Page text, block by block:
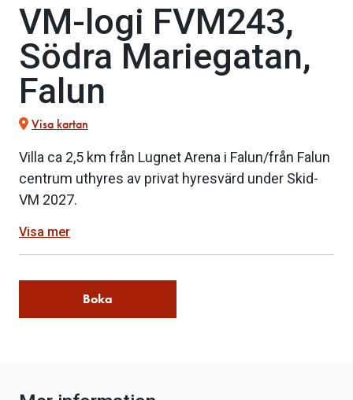
VM-logi FVM243,
Södra Mariegatan,
Falun
Visa kartan
Villa ca 2,5 km från Lugnet Arena i Falun/från Falun
centrum uthyres av privat hyresvärd under Skid-
VM 2027.
Visa mer
Boka